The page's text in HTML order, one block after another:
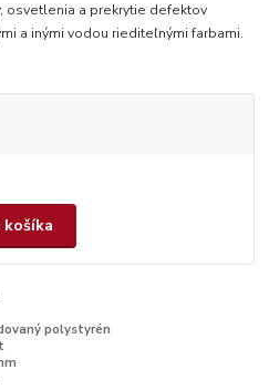
osvetlenia a prekrytie defektov
a inými vodou riediteľnými farbami.
polystyrén